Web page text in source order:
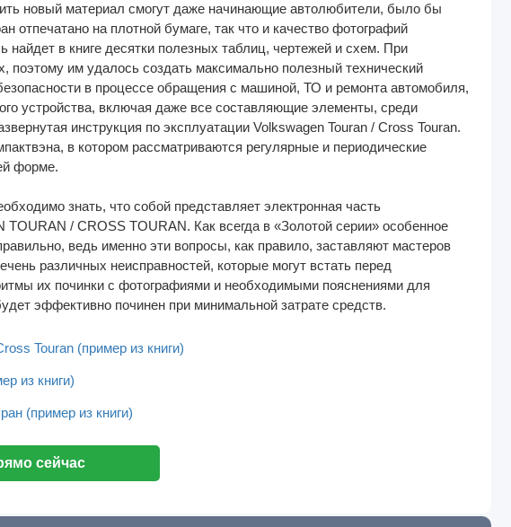
новый материал смогут даже начинающие автолюбители, было бы
отпечатано на плотной бумаге, так что и качество фотографий
в книге десятки полезных таблиц, чертежей и схем. При
им удалось создать максимально полезный технический
в процессе обращения с машиной, ТО и ремонта автомобиля,
устройства, включая даже все составляющие элементы, среди
инструкция по эксплуатации Volkswagen Touran / Cross Touran.
в котором рассматриваются регулярные и периодические
форме.
знать, что собой представляет электронная часть
/ CROSS TOURAN. Как всегда в «Золотой серии» особенное
ведь именно эти вопросы, как правило, заставляют мастеров
различных неисправностей, которые могут встать перед
их починки с фотографиями и необходимыми пояснениями для
эффективно починен при минимальной затрате средств.
Touran (пример из книги)
из книги)
(пример из книги)
сейчас